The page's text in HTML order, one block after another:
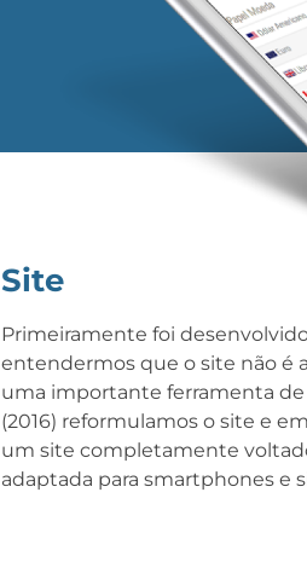
Site
Primeiramente foi
entendermos que o site não é
uma importante ferramenta
(2016) reformulamos o site e
um site completamente
adaptada para smartphones e